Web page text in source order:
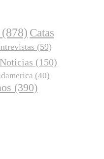
(878) Catas
(59)
Noticias (150)
(40)
(390)